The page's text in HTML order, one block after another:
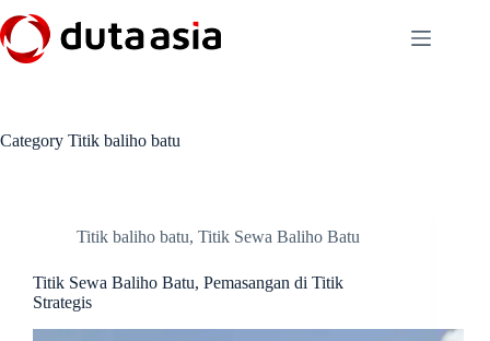
to
content
Category Titik baliho batu
Titik baliho batu, Titik Sewa Baliho Batu
Titik Sewa Baliho Batu, Pemasangan di Titik
Strategis